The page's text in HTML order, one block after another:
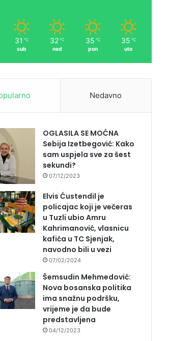
31 ℃
sub
32 ℃
ned
35 ℃
pon
35 ℃
uto
Nedavno
OGLASILA SE MOĆNA
Sebija Izetbegović: Kako
sam uspjela sve za šest
sekundi?
07/12/2023
Elvis Ćustendil je
policajac koji je večeras
u Tuzli ubio Amru
Kahrimanović, vlasnicu
kafića u TC Sjenjak,
navodno bili u vezi
07/02/2024
Šemsudin Mehmedović:
Nova bosanska politika
ima snažnu podršku,
vrijeme je da bude
predstavljena
04/12/2023